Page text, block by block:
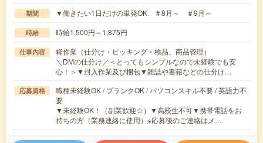
期間 ▼働きたい1日だけの単発OK ＃8月～ ＃9月～
時給 時給1,500円～1,875円
仕事内容
軽作業（仕分け・ピッキング・検品、商品管理）
＼DMの仕分け／＜とってもシンプルなので未経験でも安
心！＞▼封入作業及び梱包▼雑誌や書籍などの仕分け…
応募資格
職種未経験OK / ブランクOK / パソコンスキル不要 / 英語力不
要
▼未経験OK！（副業歓迎☆）▼高校生不可▼携帯電話をお
持ちの方（業務連絡に使用）※応募後のご連絡はメ…